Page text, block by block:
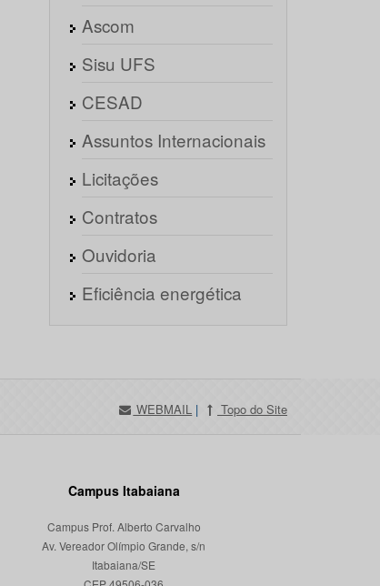
Ascom
Sisu UFS
CESAD
Assuntos Internacionais
Licitações
Contratos
Ouvidoria
Eficiência energética
WEBMAIL | Topo do Site
Campus Itabaiana
Campus Prof. Alberto Carvalho
Av. Vereador Olímpio Grande, s/n
Itabaiana/SE